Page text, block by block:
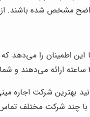
مشخص شده باشند. از
به شما این اطمینان
بهترین شرکت
چند شرکت مختلف تماس